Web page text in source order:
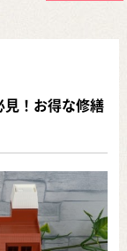
見！お得な修繕